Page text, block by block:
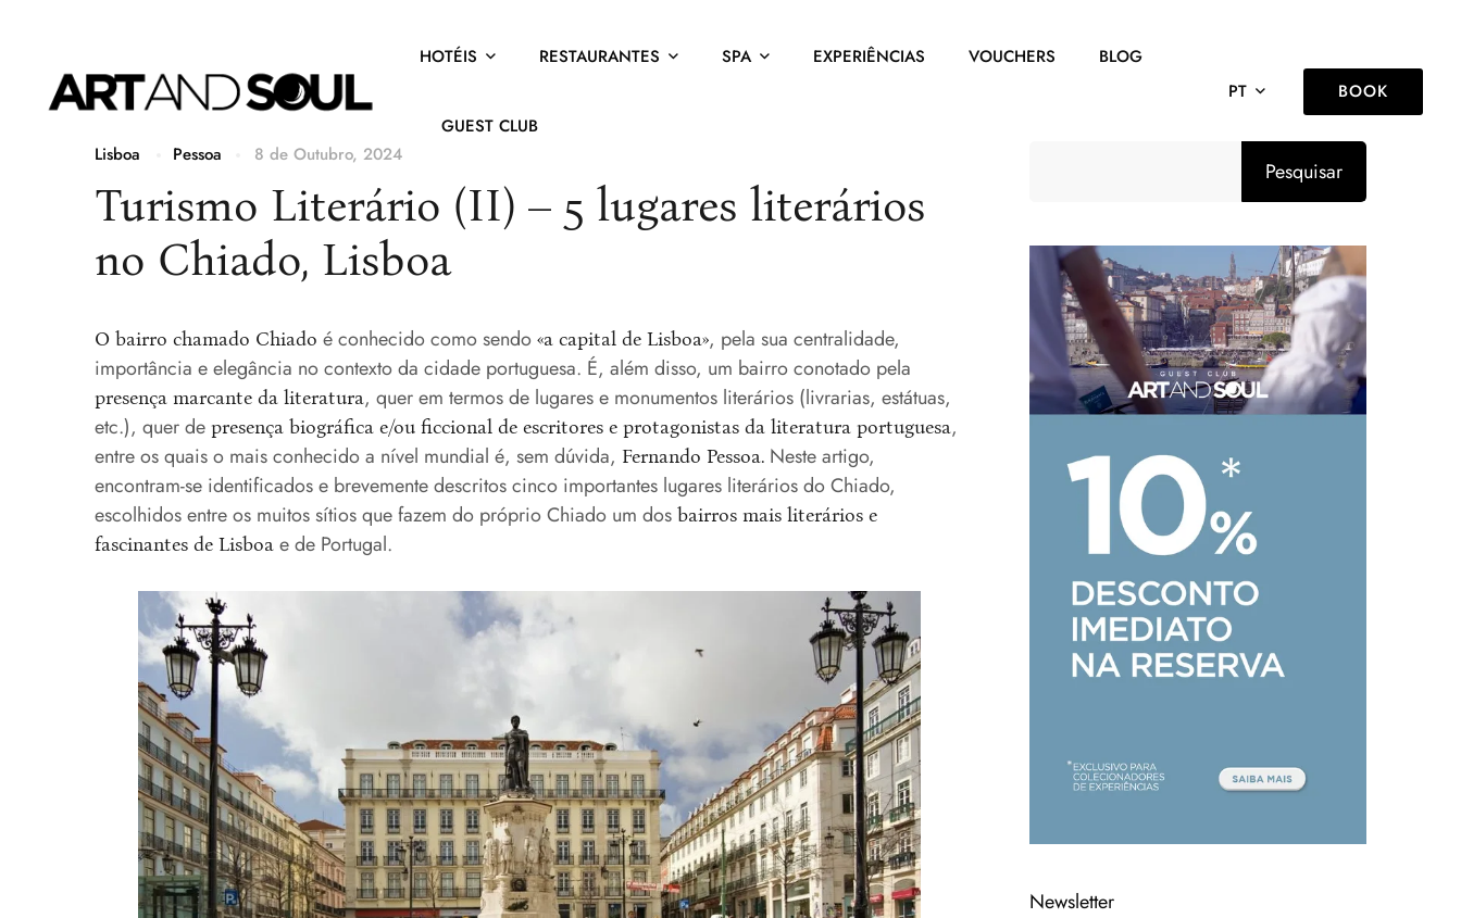
HOTÉIS RESTAURANTES SPA EXPERIÊNCIAS VOUCHERS BLOG
GUEST CLUB
PT BOOK
Lisboa Pessoa 8 de Outubro, 2024
Turismo Literário (II) – 5 lugares literários
no Chiado, Lisboa
O bairro chamado Chiado é conhecido como sendo «a capital de Lisboa», pela sua centralidade,
importância e elegância no contexto da cidade portuguesa. É, além disso, um bairro conotado pela
presença marcante da literatura, quer em termos de lugares e monumentos literários (livrarias, estátuas,
etc.), quer de presença biográfica e/ou ficcional de escritores e protagonistas da literatura portuguesa,
entre os quais o mais conhecido a nível mundial é, sem dúvida, Fernando Pessoa. Neste artigo,
encontram-se identificados e brevemente descritos cinco importantes lugares literários do Chiado,
escolhidos entre os muitos sítios que fazem do próprio Chiado um dos bairros mais literários e
fascinantes de Lisboa e de Portugal.
Pesquisar
Newsletter